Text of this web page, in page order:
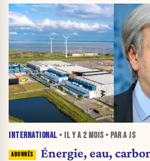
INTERNATIONAL • IL Y A 2 MOIS• PAR A JS
Énergie, eau,